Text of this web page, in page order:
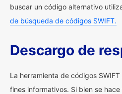
buscar un código alternativo
de búsqueda de códigos SWIFT.
Descargo de
La herramienta de códigos
fines informativos. Si bien se